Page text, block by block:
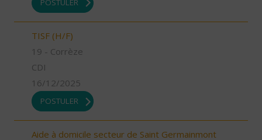
POSTULER
TISF (H/F)
19 - Corrèze
CDI
16/12/2025
POSTULER
Aide à domicile secteur de Saint Germainmont